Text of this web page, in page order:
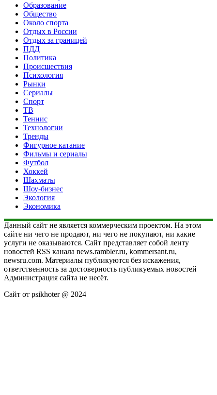
Образование
Общество
Около спорта
Отдых в России
Отдых за границей
ПДД
Политика
Происшествия
Психология
Рынки
Сериалы
Спорт
ТВ
Теннис
Технологии
Тренды
Фигурное катание
Фильмы и сериалы
Футбол
Хоккей
Шахматы
Шоу-бизнес
Экология
Экономика
Данный сайт не является коммерческим проектом. На этом
сайте ни чего не продают, ни чего не покупают, ни какие
услуги не оказываются. Сайт представляет собой ленту
новостей RSS канала news.rambler.ru, kommersant.ru,
newsru.com. Материалы публикуются без искажения,
ответственность за достоверность публикуемых новостей
Администрация сайта не несёт.
Сайт от psikhoter @ 2024